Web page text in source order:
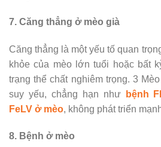
7. Căng thẳng ở mèo già
Căng thẳng là một yếu tố quan
khỏe của mèo lớn tuổi hoặc bất
trạng thể chất nghiêm trọng. 3
suy yếu, chẳng hạn như
bệnh
FeLV ở mèo, không phát triển
8. Bệnh ở mèo